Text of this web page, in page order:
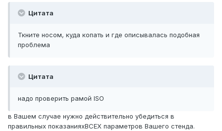
Цитата
Ткните носом, куда копать и где описывалась подобная
проблема
Цитата
надо проверить рамой ISO
в Вашем случае нужно действительно убедиться в
правильных показанияхВСЕХ параметров Вашего стенда.